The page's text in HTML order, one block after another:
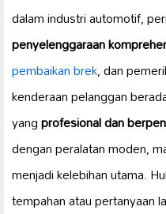
dalam industri automotif,
penyelenggaraan
pembaikan brek, dan
kenderaan pelanggan
yangprofesional dan
dengan peralatan moden,
menjadi kelebihan utama.
tempahan atau pertanyaan